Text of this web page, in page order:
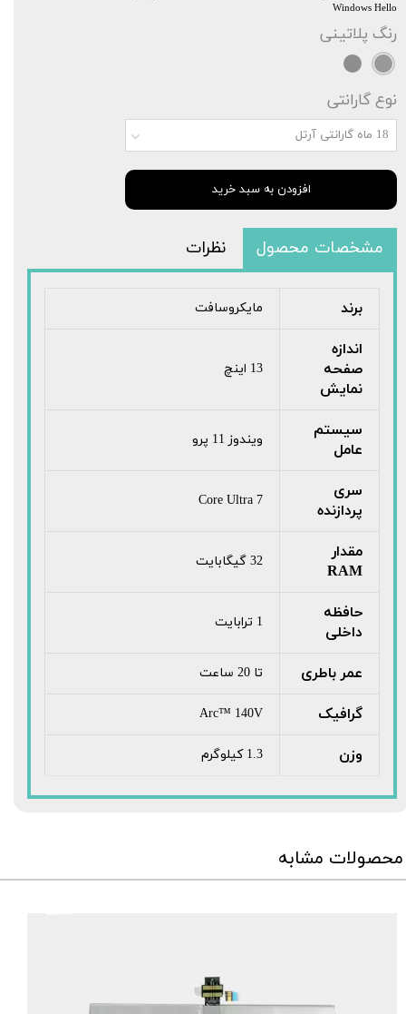
Windows Hello
رنگ پلاتینی
نوع گارانتی
18 ماه گارانتی آرتل
افزودن به سبد خرید
مشخصات محصول نظرات
برند مایکروسافت
اندازه
صفحه
نمایش
13 اینچ
سیستم
عامل
ویندوز 11 پرو
سری
پردازنده
Core Ultra 7
مقدار
RAM
32 گیگابایت
حافظه
داخلی
1 ترابایت
عمر باطری تا 20 ساعت
گرافیک Arc™ 140V
وزن 1.3 کیلوگرم
محصولات مشابه